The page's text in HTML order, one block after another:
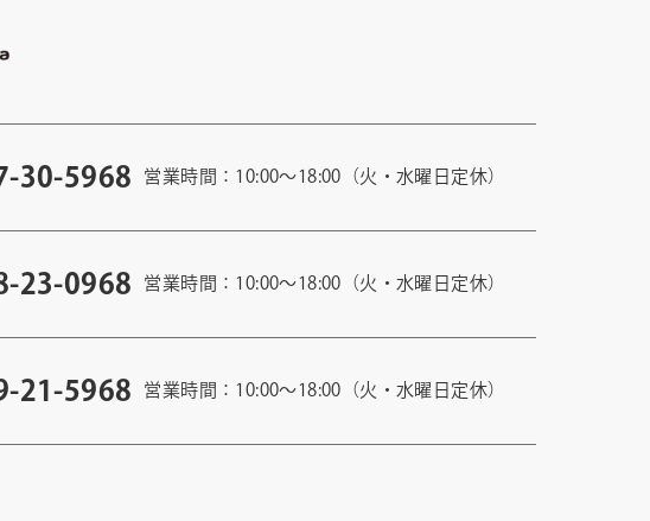
30-5968 営業時間：10:00〜18:00（火・水曜日定休）
23-0968 営業時間：10:00〜18:00（火・水曜日定休）
21-5968 営業時間：10:00〜18:00（火・水曜日定休）